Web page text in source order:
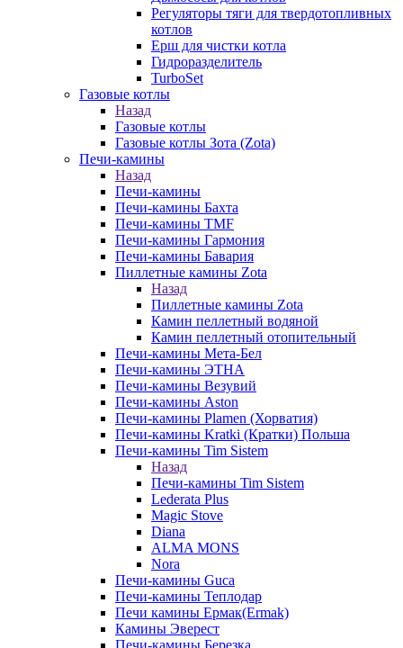
Регуляторы тяги для твердотопливных
котлов
Ерш для чистки котла
Гидроразделитель
TurboSet
Газовые котлы
Назад
Газовые котлы
Газовые котлы Зота (Zota)
Печи-камины
Назад
Печи-камины
Печи-камины Бахта
Печи-камины TMF
Печи-камины Гармония
Печи-камины Бавария
Пиллетные камины Zota
Назад
Пиллетные камины Zota
Камин пеллетный водяной
Камин пеллетный отопительный
Печи-камины Мета-Бел
Печи-камины ЭТНА
Печи-камины Везувий
Печи-камины Aston
Печи-камины Plamen (Хорватия)
Печи-камины Kratki (Кратки) Польша
Печи-камины Tim Sistem
Назад
Печи-камины Tim Sistem
Lederata Plus
Magic Stove
Diana
ALMA MONS
Nora
Печи-камины Guca
Печи-камины Теплодар
Печи камины Ермак(Ermak)
Камины Эверест
Печи-камины Березка